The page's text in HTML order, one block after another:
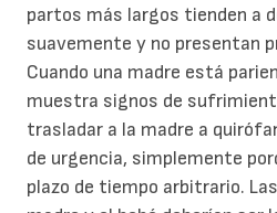
partos más largos tienden a
suavemente y no presentan
Cuando una madre está
muestra signos de
trasladar a la madre a
de urgencia, simplemente
plazo de tiempo arbitrario.